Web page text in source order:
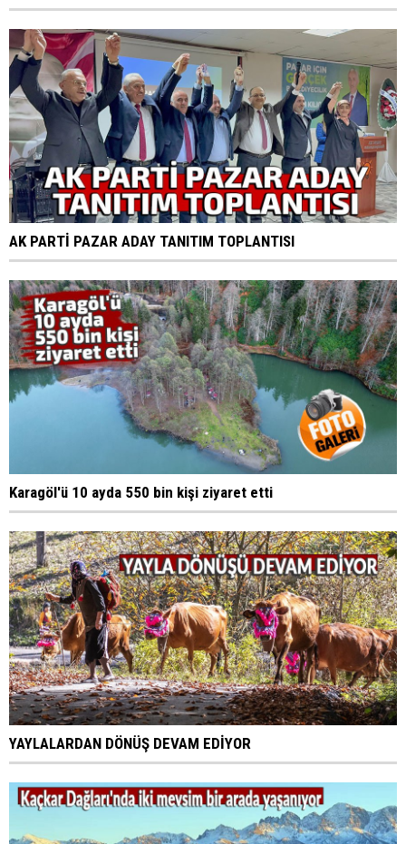
AK PARTİ PAZAR ADAY TANITIM TOPLANTISI
Karagöl'ü 10 ayda 550 bin kişi ziyaret etti
YAYLALARDAN DÖNÜŞ DEVAM EDİYOR